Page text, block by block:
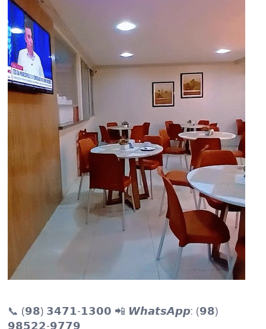
📞 (𝟵𝟴) 𝟯𝟰𝟳𝟭-𝟭𝟯𝟬𝟬 📲 𝙒𝙝𝙖𝙩𝙨𝘼𝙥𝙥: (𝟵𝟴)
𝟵𝟴𝟱𝟮𝟮-𝟵𝟳𝟳𝟵